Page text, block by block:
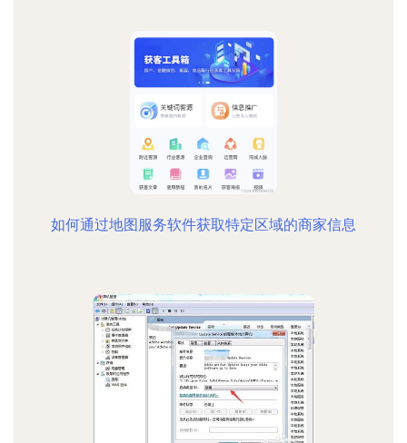
如何通过地图服务软件获取特定区域的商家信息